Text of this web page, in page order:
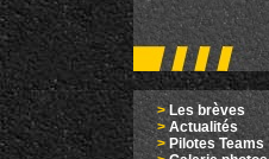
>Les brèves
> Actualités
> Pilotes Teams